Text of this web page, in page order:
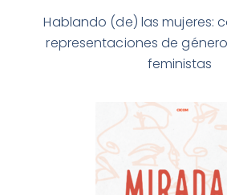
Hablando (de) las mujeres:
representaciones de
feministas